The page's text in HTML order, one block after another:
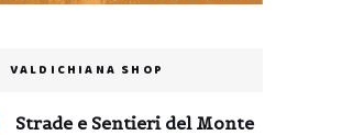
VALDICHIANA SHOP
Strade e Sentieri del Monte